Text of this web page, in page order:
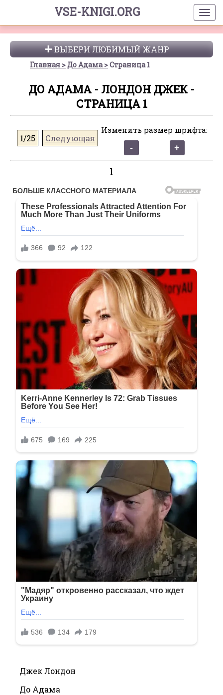
VSE-KNIGI.ORG
ВЫБЕРИ ЛЮБИМЫЙ ЖАНР
Главная До Адама Страница 1
ДО АДАМА - ЛОНДОН ДЖЕК -
СТРАНИЦА 1
1/25 Следующая
Изменить размер шрифта:
1
Джек Лондон
До Адама